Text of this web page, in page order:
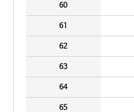
60
61
62
63
64
65